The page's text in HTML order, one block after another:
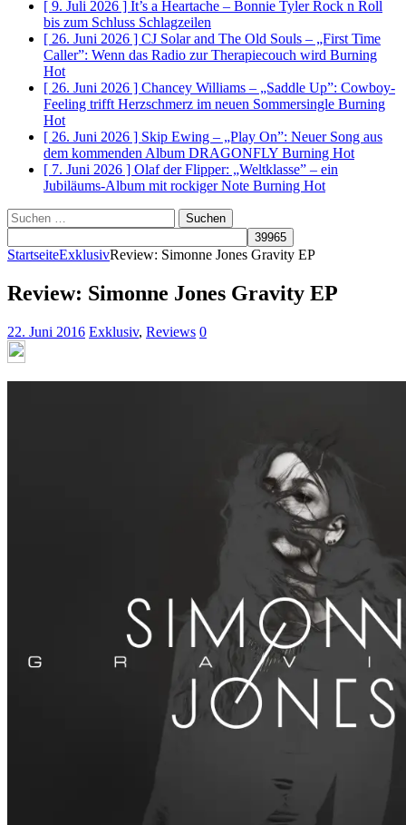
[ 9. Juli 2026 ] It’s a Heartache – Bonnie Tyler Rock n Roll
bis zum Schluss Schlagzeilen
[ 26. Juni 2026 ] CJ Solar and The Old Souls – „First Time
Caller”: Wenn das Radio zur Therapiecouch wird Burning
Hot
[ 26. Juni 2026 ] Chancey Williams – „Saddle Up”: Cowboy-
Feeling trifft Herzschmerz im neuen Sommersingle Burning
Hot
[ 26. Juni 2026 ] Skip Ewing – „Play On”: Neuer Song aus
dem kommenden Album DRAGONFLY Burning Hot
[ 7. Juni 2026 ] Olaf der Flipper: „Weltklasse” – ein
Jubiläums-Album mit rockiger Note Burning Hot
Suchen
nach:
StartseiteExklusivReview: Simonne Jones Gravity EP
Review: Simonne Jones Gravity EP
22. Juni 2016 Exklusiv, Reviews 0